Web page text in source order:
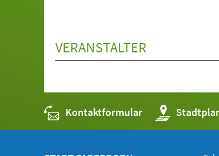
VERANSTALTER
Kontaktformular (Öffnet
in
einem